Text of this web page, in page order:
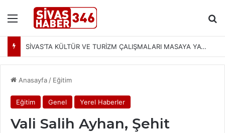
Menü
SİVAS’TA KÜLTÜR VE TURİZM ÇALIŞMALARI MASAYA YATIRILDI: YENİ PROJELER YOLDA
Anasayfa / Eğitim
Eğitim Genel Yerel Haberler
Vali Salih Ayhan, Şehit